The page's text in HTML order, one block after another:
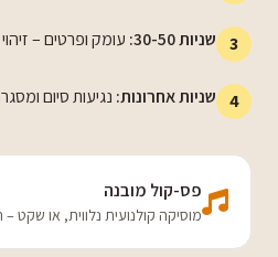
3 שניות 30-50: עומק ופרטים –
4 שניות אחרונות: נגיעות סיום
פס-קול מובנה
מוסיקה קולנועית נלווית, או שקט –